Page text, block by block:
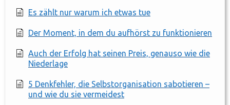
Es zählt nur warum ich etwas tue
Der Moment, in dem du aufhörst zu funktionieren
Auch der Erfolg hat seinen Preis, genauso wie die
Niederlage
5 Denkfehler, die Selbstorganisation sabotieren –
und wie du sie vermeidest